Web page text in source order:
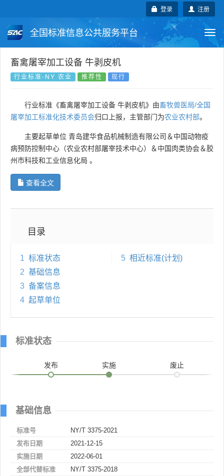
注册
登录
全国标准信息公共服务平台
国家标准 行业标准
国外标准 技术委员会
畜禽屠宰加工设备 牛剥皮机
行业标准-NY 农业 推荐性 现行
行业标准《畜禽屠宰加工设备 牛剥皮机》由畜牧兽医局/全国
屠宰加工标准化技术委员会归口上报，主管部门为农业农村部。
主要起草单位 青岛建华食品机械制造有限公司＆中国动物疫
病预防控制中心（农业农村部屠宰技术中心）＆中国肉类协会＆胶
州市科技和工业信息化局 。
查看全文
目录
1 标准状态
2 基础信息
3 备案信息
4 起草单位
5 相近标准(计划)
标准状态
发布 实施 废止
基础信息
标准号
NY/T 3375-2021
发布日期
2021-12-15
实施日期
2022-06-01
全部代替标准
NY/T 3375-2018